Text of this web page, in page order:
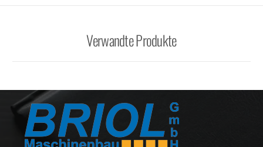
Verwandte Produkte
ROBERT WEIDEBELÜFTER DBS 480 – 720
PLUS
ROBERT WEIDEBELÜFTER DBS 480 – 720
PLUS ECO